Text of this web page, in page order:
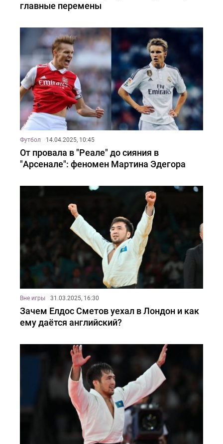
главные перемены
Футбол 14.04.2025, 10:45
От провала в "Реале" до сияния в
"Арсенале": феномен Мартина Эдегора
Вне игры 31.03.2025, 16:30
Зачем Елдос Сметов уехал в Лондон и как
ему даётся английский?